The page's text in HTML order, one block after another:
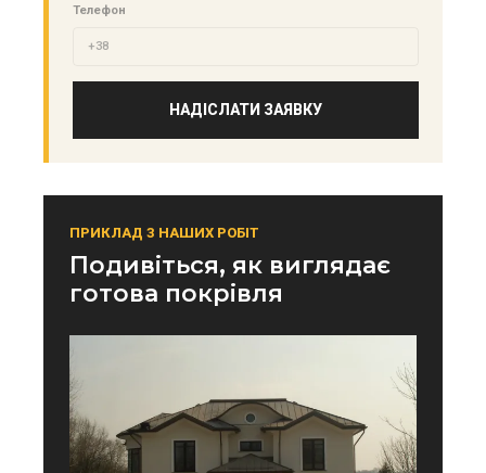
Телефон
НАДІСЛАТИ ЗАЯВКУ
ПРИКЛАД З НАШИХ РОБІТ
Подивіться, як виглядає
готова покрівля